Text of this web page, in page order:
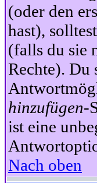
(oder den
hast),
(falls du sie
Rechte). Du
hinzufügen-
ist eine
Nach oben